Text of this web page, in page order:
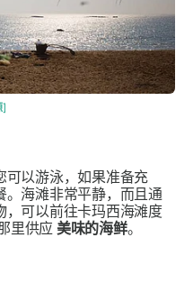
]
可以游泳，如果准备充
。海滩非常平静，而且通
，可以前往卡玛西海滩度
里供应 美味的海鲜。